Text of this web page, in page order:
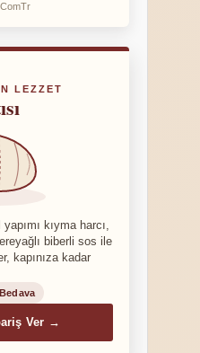
LEZZET
kıyma harcı,
biberli sos ile
kapınıza kadar
Ver →